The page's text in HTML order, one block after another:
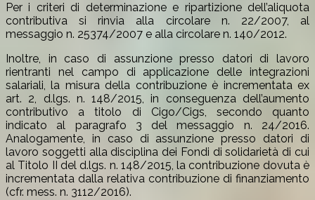
Per i criteri di determinazione e ripartizione dell’aliquota
contributiva si rinvia alla circolare n. 22/2007, al
messaggio n. 25374/2007 e alla circolare n. 140/2012.
Inoltre, in caso di assunzione presso datori di lavoro
rientranti nel campo di applicazione delle integrazioni
salariali, la misura della contribuzione è incrementata ex
art. 2, d.lgs. n. 148/2015, in conseguenza dell’aumento
contributivo a titolo di Cigo/Cigs, secondo quanto
indicato al paragrafo 3 del messaggio n. 24/2016.
Analogamente, in caso di assunzione presso datori di
lavoro soggetti alla disciplina dei Fondi di solidarietà di cui
al Titolo II del d.lgs. n. 148/2015, la contribuzione dovuta è
incrementata dalla relativa contribuzione di finanziamento
(cfr. mess. n. 3112/2016).